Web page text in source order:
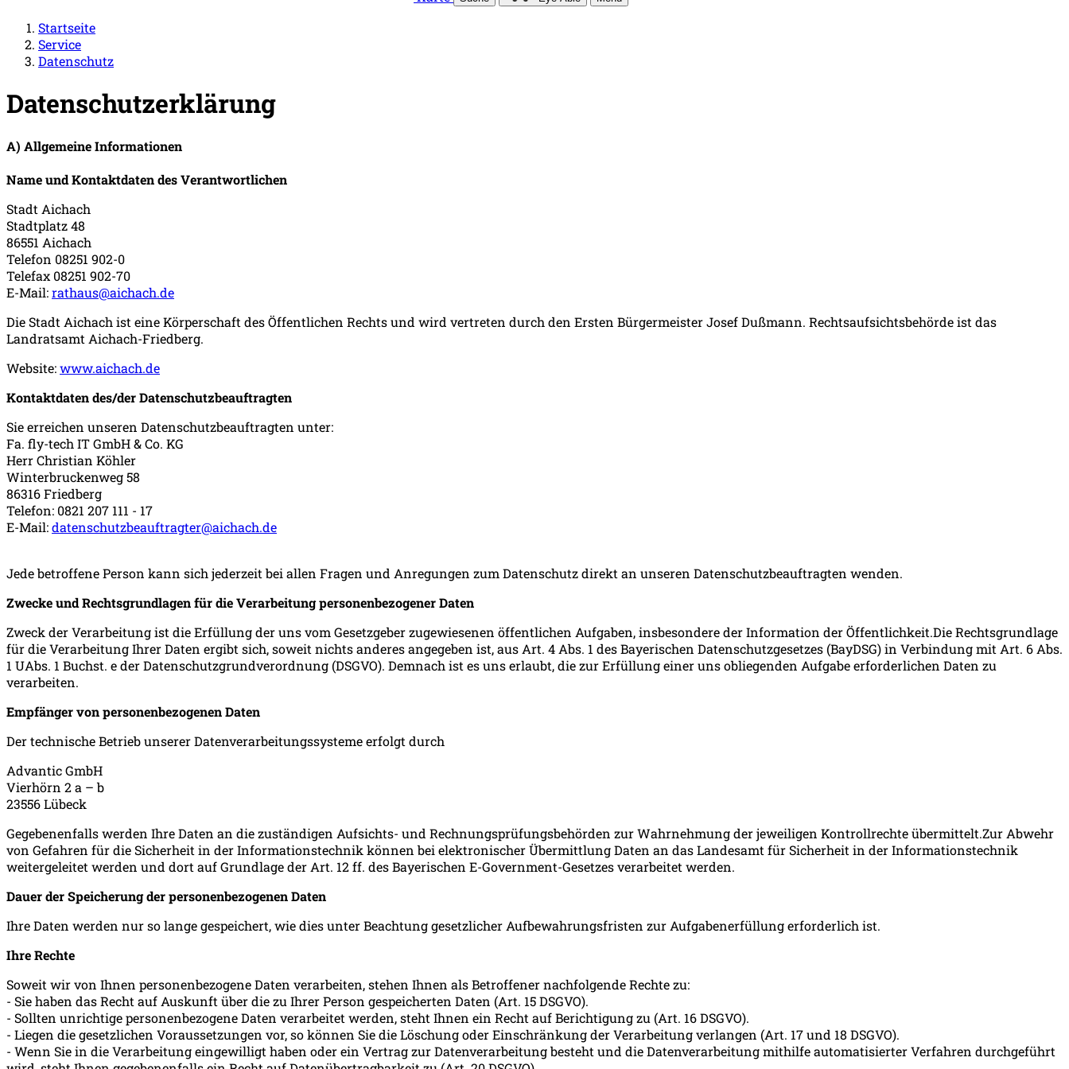
Startseite
Service
Datenschutz
Datenschutzerklärung
A) Allgemeine Informationen
Name und Kontaktdaten des Verantwortlichen
Stadt Aichach
Stadtplatz 48
86551 Aichach
Telefon 08251 902-0
Telefax 08251 902-70
E-Mail:rathaus@aichach.de
Die Stadt Aichach ist eine Körperschaft des Öffentlichen Rechts und wird vertreten durch den Ersten Bürgermeister Josef Dußmann. Rechtsaufsichtsbehörde ist das
Landratsamt Aichach-Friedberg.
Website:www.aichach.de
Kontaktdaten des/der Datenschutzbeauftragten
Sie erreichen unseren Datenschutzbeauftragten unter:
Fa. fly-tech IT GmbH & Co. KG
Herr Christian Köhler
Winterbruckenweg 58
86316 Friedberg
Telefon: 0821 207 111 - 17
E-Mail:datenschutzbeauftragter@aichach.de
Jede betroffene Person kann sich jederzeit bei allen Fragen und Anregungen zum Datenschutz direkt an unseren Datenschutzbeauftragten wenden.
Zwecke und Rechtsgrundlagen für die Verarbeitung personenbezogener Daten
Zweck der Verarbeitung ist die Erfüllung der uns vom Gesetzgeber zugewiesenen öffentlichen Aufgaben, insbesondere der Information der Öffentlichkeit.Die Rechtsgrundlage
für die Verarbeitung Ihrer Daten ergibt sich, soweit nichts anderes angegeben ist, aus Art. 4 Abs. 1 des Bayerischen Datenschutzgesetzes (BayDSG) in Verbindung mit Art. 6 Abs.
1 UAbs. 1 Buchst. e der Datenschutzgrundverordnung (DSGVO). Demnach ist es uns erlaubt, die zur Erfüllung einer uns obliegenden Aufgabe erforderlichen Daten zu
verarbeiten.
Empfänger von personenbezogenen Daten
Der technische Betrieb unserer Datenverarbeitungssysteme erfolgt durch
Advantic GmbH
Vierhörn 2 a – b
23556 Lübeck
Gegebenenfalls werden Ihre Daten an die zuständigen Aufsichts- und Rechnungsprüfungsbehörden zur Wahrnehmung der jeweiligen Kontrollrechte übermittelt.Zur Abwehr
von Gefahren für die Sicherheit in der Informationstechnik können bei elektronischer Übermittlung Daten an das Landesamt für Sicherheit in der Informationstechnik
weitergeleitet werden und dort auf Grundlage der Art. 12 ff. des Bayerischen E-Government-Gesetzes verarbeitet werden.
Dauer der Speicherung der personenbezogenen Daten
Ihre Daten werden nur so lange gespeichert, wie dies unter Beachtung gesetzlicher Aufbewahrungsfristen zur Aufgabenerfüllung erforderlich ist.
Ihre Rechte
Soweit wir von Ihnen personenbezogene Daten verarbeiten, stehen Ihnen als Betroffener nachfolgende Rechte zu:
- Sie haben das Recht auf Auskunft über die zu Ihrer Person gespeicherten Daten (Art. 15 DSGVO).
- Sollten unrichtige personenbezogene Daten verarbeitet werden, steht Ihnen ein Recht auf Berichtigung zu (Art. 16 DSGVO).
- Liegen die gesetzlichen Voraussetzungen vor, so können Sie die Löschung oder Einschränkung der Verarbeitung verlangen (Art. 17 und 18 DSGVO).
- Wenn Sie in die Verarbeitung eingewilligt haben oder ein Vertrag zur Datenverarbeitung besteht und die Datenverarbeitung mithilfe automatisierter Verfahren durchgeführt